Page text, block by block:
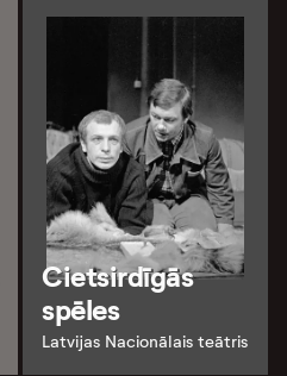
Cietsirdīgās
spēles
Latvijas Nacionālais teātris